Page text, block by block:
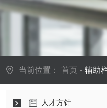
当前位置： 首页 - 辅助
人才方针